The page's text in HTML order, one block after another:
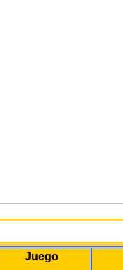
Juego